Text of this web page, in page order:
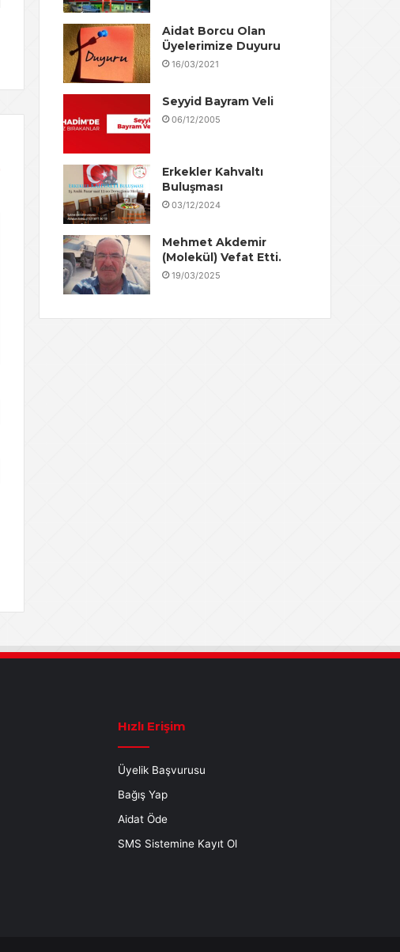
Aidat Borcu Olan
Üyelerimize Duyuru
16/03/2021
Seyyid Bayram Veli
06/12/2005
Erkekler Kahvaltı
Buluşması
03/12/2024
Mehmet Akdemir
(Molekül) Vefat Etti.
19/03/2025
Hızlı Erişim
Üyelik Başvurusu
Bağış Yap
Aidat Öde
SMS Sistemine Kayıt Ol